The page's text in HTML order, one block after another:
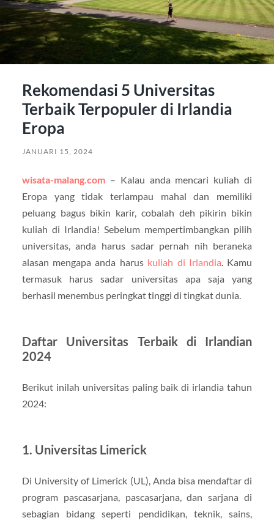
Rekomendasi 5 Universitas
Terbaik Terpopuler di Irlandia
Eropa
JANUARI 15, 2024
wisata-malang.com– Kalau anda mencari kuliah di
Eropa yang tidak terlampau mahal dan memiliki
peluang bagus bikin karir, cobalah deh pikirin bikin
kuliah di Irlandia! Sebelum mempertimbangkan pilih
universitas, anda harus sadar pernah nih beraneka
alasan mengapa anda harus kuliah di Irlandia. Kamu
termasuk harus sadar universitas apa saja yang
berhasil menembus peringkat tinggi di tingkat dunia.
Daftar Universitas Terbaik di Irlandian
2024
Berikut inilah universitas paling baik di irlandia tahun
2024:
1. Universitas Limerick
Di University of Limerick (UL), Anda bisa mendaftar di
program pascasarjana, pascasarjana, dan sarjana di
sebagian bidang seperti pendidikan, teknik, sains,